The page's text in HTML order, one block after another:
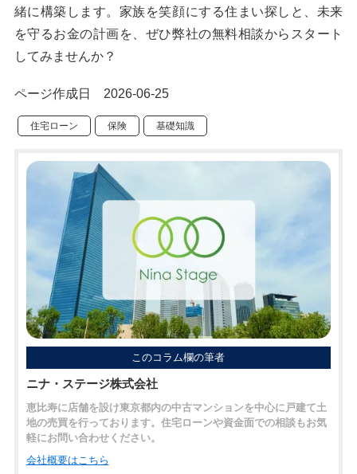
緒に構築します。家族を笑顔にする住まい探しと、未来
を守るお金の計画を、ぜひ弊社の無料相談からスタート
してみませんか？
ページ作成日 2026-06-25
住宅ローン 保険 基礎知識
このコラム欄の筆者
ニナ・ステージ株式会社
恵比寿に店舗を設け東京都内の中古マンションを中心に戸建て土
地の売買を行っております。住宅ローンや資金面での相談もお気
軽にお問い合わせください。
会社概要はこちら